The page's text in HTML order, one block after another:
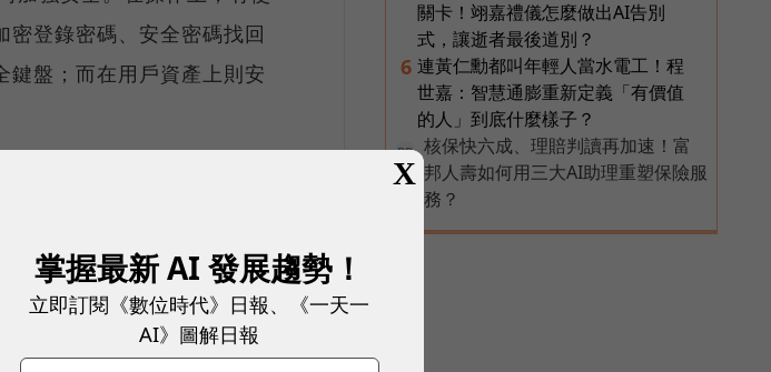
密登錄密碼、安全密碼找回
鍵盤；而在用戶資產上則安
本也將很快推出。
關卡！翊嘉禮儀怎麼做出AI告別
式，讓逝者最後道別？
6 連黃仁勳都叫年輕人當水電工！程
世嘉：智慧通膨重新定義「有價值
的人」到底什麼樣子？
PR
核保快六成、理賠判讀再加速！富
邦人壽如何用三大AI助理重塑保險服
務？
X
掌握最新 AI 發展趨勢！
立即訂閱《數位時代》日報、《一天一
AI》圖解日報